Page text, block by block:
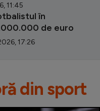
11:45
în
de euro
17:26
din sport